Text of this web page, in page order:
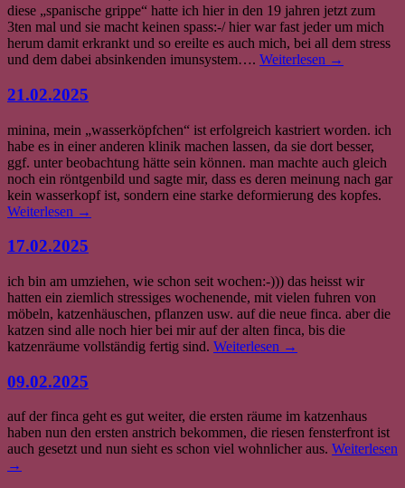
diese „spanische grippe“ hatte ich hier in den 19 jahren jetzt zum
3ten mal und sie macht keinen spass:-/ hier war fast jeder um mich
herum damit erkrankt und so ereilte es auch mich, bei all dem stress
und dem dabei absinkenden imunsystem…. Weiterlesen →
21.02.2025
minina, mein „wasserköpfchen“ ist erfolgreich kastriert worden. ich
habe es in einer anderen klinik machen lassen, da sie dort besser,
ggf. unter beobachtung hätte sein können. man machte auch gleich
noch ein röntgenbild und sagte mir, dass es deren meinung nach gar
kein wasserkopf ist, sondern eine starke deformierung des kopfes.
Weiterlesen →
17.02.2025
ich bin am umziehen, wie schon seit wochen:-))) das heisst wir
hatten ein ziemlich stressiges wochenende, mit vielen fuhren von
möbeln, katzenhäuschen, pflanzen usw. auf die neue finca. aber die
katzen sind alle noch hier bei mir auf der alten finca, bis die
katzenräume vollständig fertig sind. Weiterlesen →
09.02.2025
auf der finca geht es gut weiter, die ersten räume im katzenhaus
haben nun den ersten anstrich bekommen, die riesen fensterfront ist
auch gesetzt und nun sieht es schon viel wohnlicher aus. Weiterlesen
→